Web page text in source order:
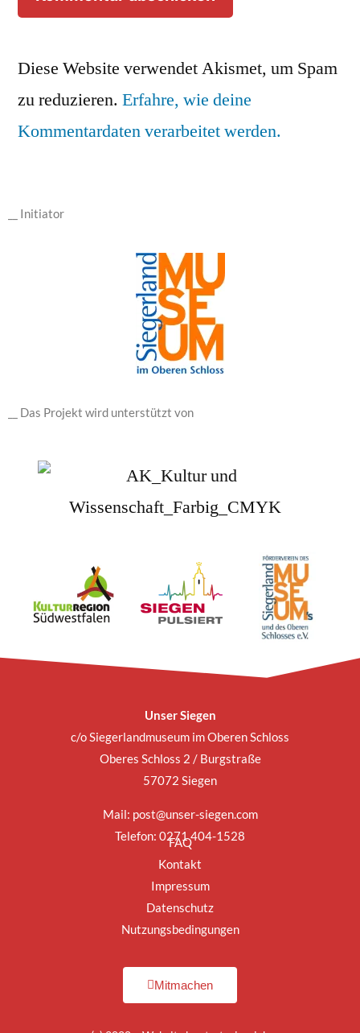
Diese Website verwendet Akismet, um Spam
zu reduzieren. Erfahre, wie deine
Kommentardaten verarbeitet werden.
__ Initiator
__ Das Projekt wird unterstützt von
Unser Siegen
c/o Siegerlandmuseum im Oberen Schloss
Oberes Schloss 2 / Burgstraße
57072 Siegen
Mail: post@unser-siegen.com
Telefon: 0271 404-1528
FAQ
Kontakt
Impressum
Datenschutz
Nutzungsbedingungen
Mitmachen